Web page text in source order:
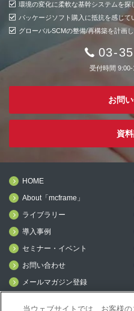
環境の変化に柔軟な基幹システムを探
パッケージソフト購入に抵抗を感じて
グローバルSCMの整備/再構築を計画し
03-
受付時間
お問
資
HOME
About「mcframe」
ライブラリー
導入事例
セミナー・イベント
お問い合わせ
メールマガジン登録
当ウェブサイトでは、お客様